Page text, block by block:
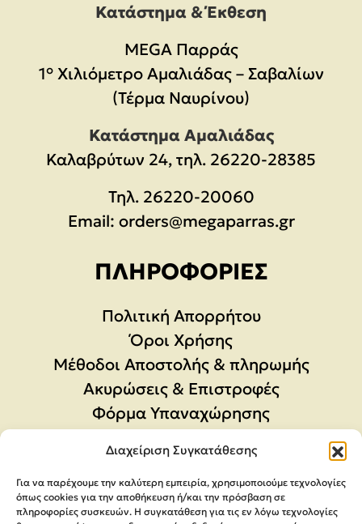
Διαχείριση Συγκατάθεσης
Για να παρέχουμε την καλύτερη εμπειρία, χρησιμοποιούμε τεχνολογίες
όπως cookies για την αποθήκευση ή/και την πρόσβαση σε
πληροφορίες συσκευών. Η συγκατάθεση για τις εν λόγω τεχνολογίες
Κατάστημα & Έκθεση
MEGA Παρράς
1° Χιλιόμετρο Αμαλιάδας – Σαβαλίων
(Τέρμα Ναυρίνου)
Κατάστημα Αμαλιάδας
Καλαβρύτων 24, τηλ. 26220-28385
Τηλ. 26220-20060
Email: orders@megaparras.gr
ΠΛΗΡΟΦΟΡΊΕΣ
Πολιτική Απορρήτου
Όροι Χρήσης
Μέθοδοι Αποστολής & πληρωμής
Ακυρώσεις & Επιστροφές
Φόρμα Υπαναχώρησης